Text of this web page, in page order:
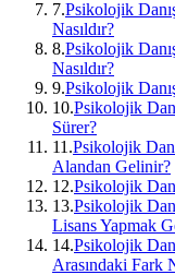
7.Psikolojik
Nasıldır?
8.Psikolojik
Nasıldır?
9.Psikolojik
10.Psikolojik
Sürer?
11 .Psikolojik
Alandan Gelinir?
12.Psikolojik
13.Psikolojik
Lisans Yapmak
14.Psikolojik
Arasındaki Fark